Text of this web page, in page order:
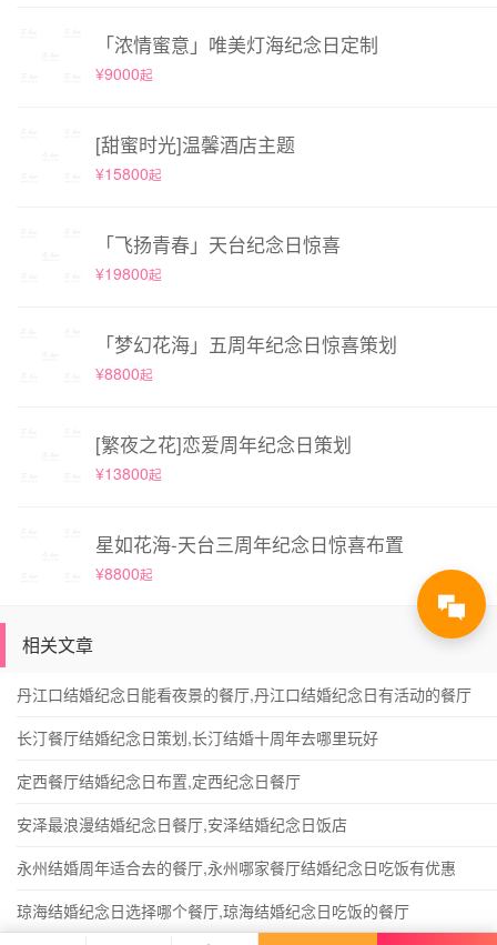
「浓情蜜意」唯美灯海纪念日定制
¥9000起
[甜蜜时光]温馨酒店主题
¥15800起
「飞扬青春」天台纪念日惊喜
¥19800起
「梦幻花海」五周年纪念日惊喜策划
¥8800起
[繁夜之花]恋爱周年纪念日策划
¥13800起
星如花海-天台三周年纪念日惊喜布置
¥8800起
相关文章
丹江口结婚纪念日能看夜景的餐厅,丹江口结婚纪念日有活动的餐厅
长汀餐厅结婚纪念日策划,长汀结婚十周年去哪里玩好
定西餐厅结婚纪念日布置,定西纪念日餐厅
安泽最浪漫结婚纪念日餐厅,安泽结婚纪念日饭店
永州结婚周年适合去的餐厅,永州哪家餐厅结婚纪念日吃饭有优惠
琼海结婚纪念日选择哪个餐厅,琼海结婚纪念日吃饭的餐厅